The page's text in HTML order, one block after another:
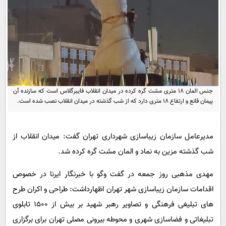
محیط زیست
سفر و تفریح
فناوری و It
علمی
اخبار کریپتو
گوناگون
سرگرمی
مجله تصویری سلاح
فیلم
ورزش
سیاست
فناوری
گوناگون
حوادث
محیط زیست
سلامت
عصر ایران 2
خواندنی ها و دیدنی ها
داستان کوتاه
روانشناسی
آشپزی
آموزش زبان
جنس المان ۱۸ متری مشت گره کرده در میدان انقلاب فایبرگلاس است که سازنده آن
پیمان قانع و ارتفاع ۱۸ متری دارد که از شب گذشته در میدان انقلاب نصب شده است.
مدیرعامل سازمان زیباسازی شهرداری تهران گفت: میدان انقلاب از
شب گذشته مزین به نماد و المان مشت گره کرده شد.
مهدی مذهبی روز جمعه در گفت وگو با خبرنگار ایرنا در خصوص
اقدامات سازمان زیباسازی شهر تهران اظهارداشت: طراحی و اکران طرح
های تبلیغی فرهنگی و تصاویر رهبر شهید بر بیش از ۱۵۰۰ تابلوی
تبلیغاتی و فضاسازی شهری و محوطه بیرونی مصلی تهران برای برگزاری